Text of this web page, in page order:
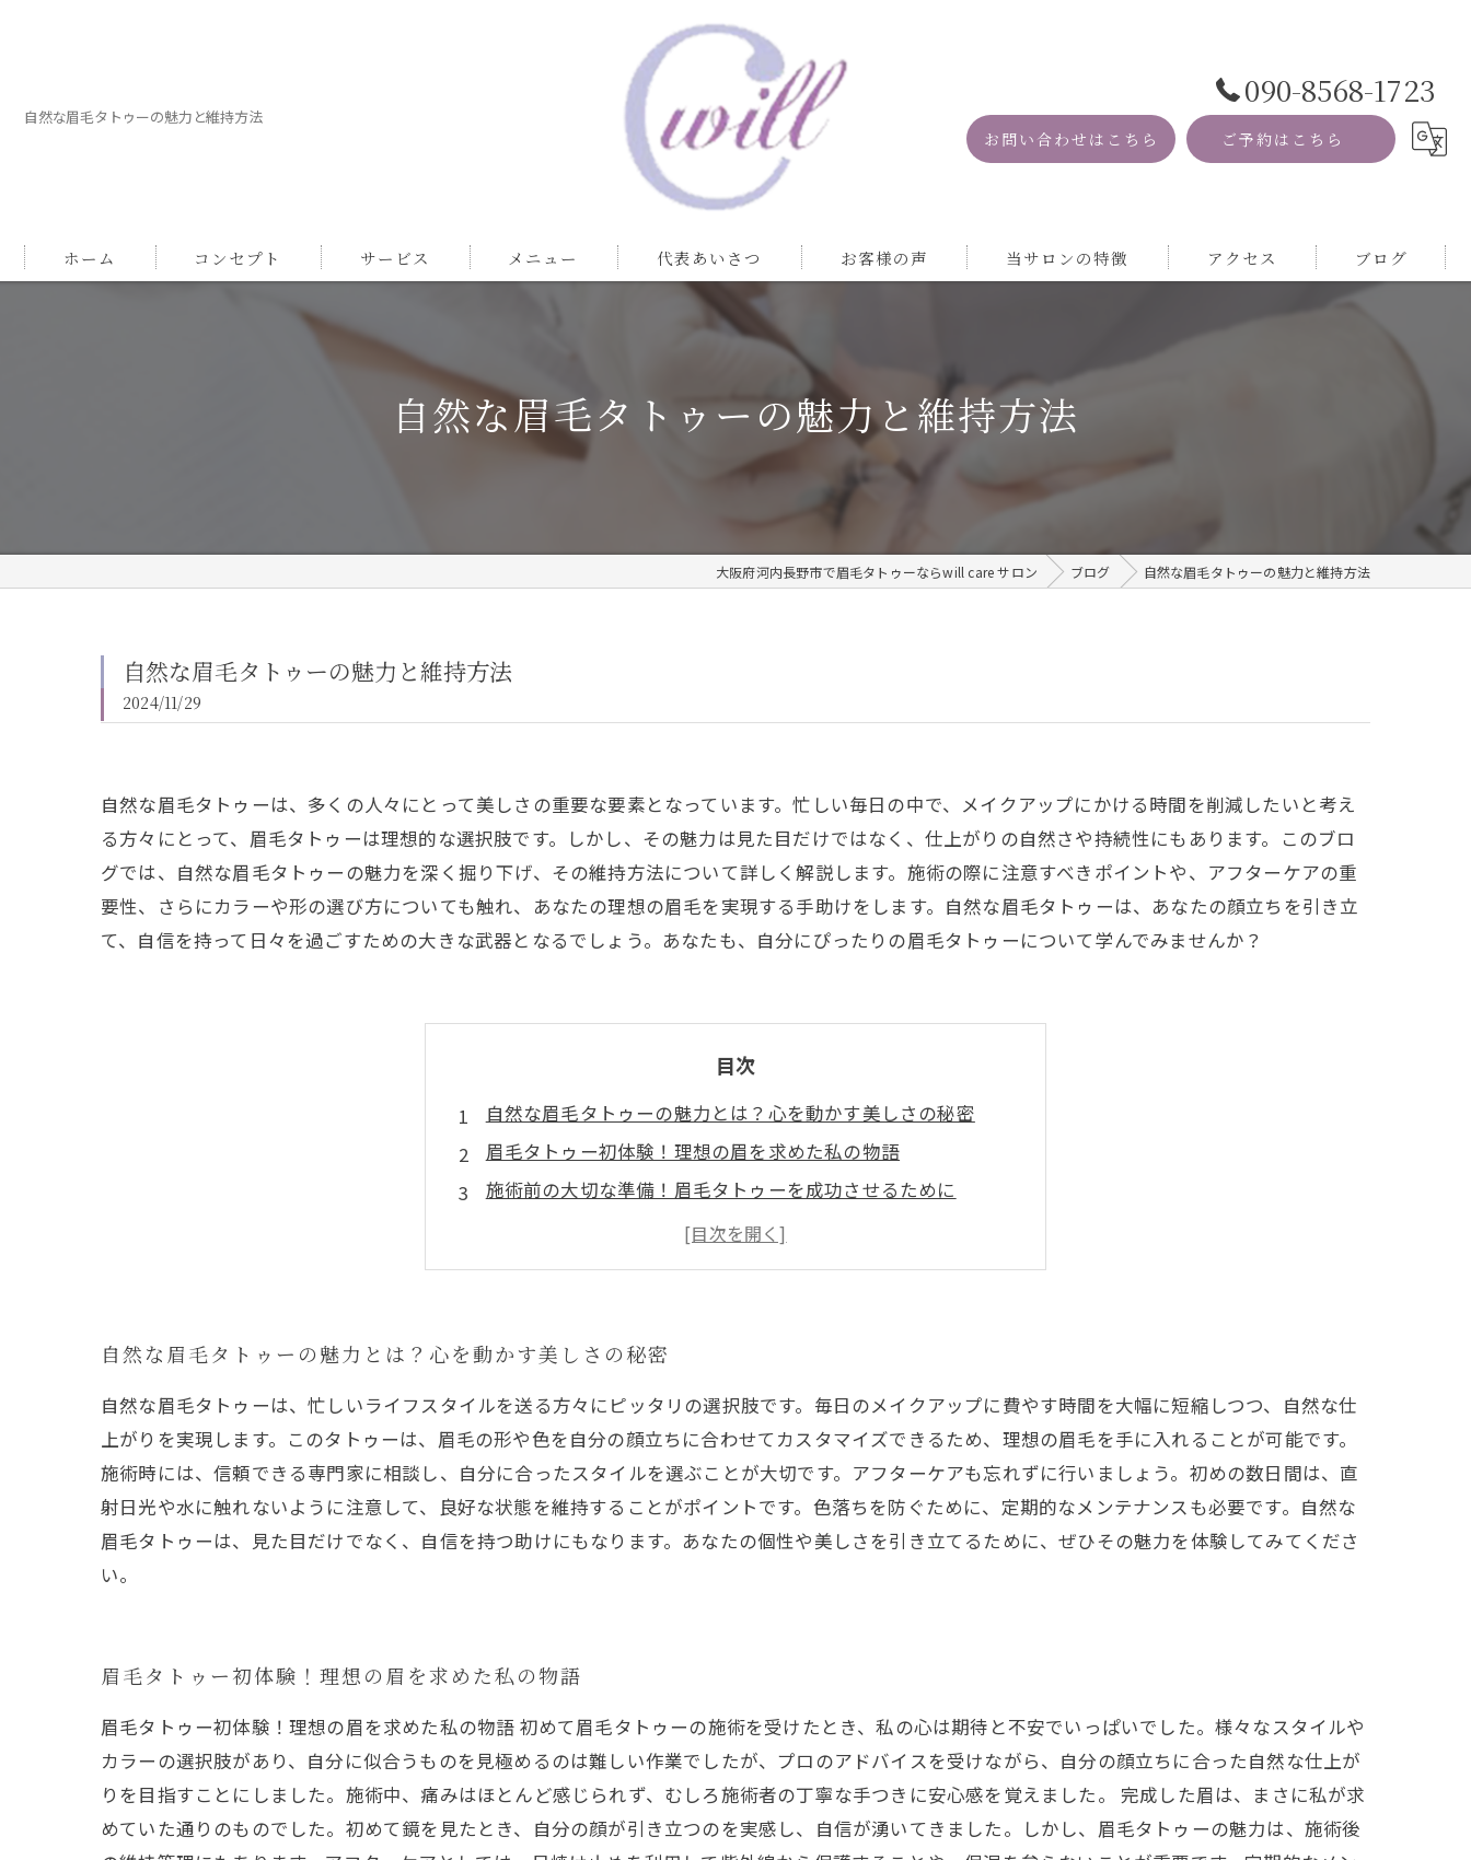
自然な眉毛タトゥーの魅力と維持方法
090-8568-1723
お問い合わせはこちら ご予約はこちら
ホーム コンセプト サービス メニュー 代表あいさつ お客様の声 当サロンの特徴
MRI
自然
サロン
アクセス ブログ
自然な眉毛タトゥーの魅力と維持方法
大阪府河内長野市で眉毛タトゥーならwill care サロン ブログ 自然な眉毛タトゥーの魅力と維持方法
自然な眉毛タトゥーの魅力と維持方法
2024/11/29
自然な眉毛タトゥーは、多くの人々にとって美しさの重要な要素となっています。忙しい毎日の中で、メイクアップにかける時間を削減したいと考え
る方々にとって、眉毛タトゥーは理想的な選択肢です。しかし、その魅力は見た目だけではなく、仕上がりの自然さや持続性にもあります。このブロ
グでは、自然な眉毛タトゥーの魅力を深く掘り下げ、その維持方法について詳しく解説します。施術の際に注意すべきポイントや、アフターケアの重
要性、さらにカラーや形の選び方についても触れ、あなたの理想の眉毛を実現する手助けをします。自然な眉毛タトゥーは、あなたの顔立ちを引き立
て、自信を持って日々を過ごすための大きな武器となるでしょう。あなたも、自分にぴったりの眉毛タトゥーについて学んでみませんか？
目次
自然な眉毛タトゥーの魅力とは？心を動かす美しさの秘密
眉毛タトゥー初体験！理想の眉を求めた私の物語
施術前の大切な準備！眉毛タトゥーを成功させるために
施術後のアフターケアが運命を変える！自信を持つための秘訣
眉毛タトゥーの色と形選び：あなたに合った美しさを探そう
眉毛タトゥーの維持方法：いつまでも美しい眉を保つために
自然な眉毛タトゥーの魅力とは？心を動かす美しさの秘密
自然な眉毛タトゥーは、忙しいライフスタイルを送る方々にピッタリの選択肢です。毎日のメイクアップに費やす時間を大幅に短縮しつつ、自然な仕
上がりを実現します。このタトゥーは、眉毛の形や色を自分の顔立ちに合わせてカスタマイズできるため、理想の眉毛を手に入れることが可能です。
施術時には、信頼できる専門家に相談し、自分に合ったスタイルを選ぶことが大切です。アフターケアも忘れずに行いましょう。初めの数日間は、直
射日光や水に触れないように注意して、良好な状態を維持することがポイントです。色落ちを防ぐために、定期的なメンテナンスも必要です。自然な
眉毛タトゥーは、見た目だけでなく、自信を持つ助けにもなります。あなたの個性や美しさを引き立てるために、ぜひその魅力を体験してみてくださ
い。
眉毛タトゥー初体験！理想の眉を求めた私の物語
眉毛タトゥー初体験！理想の眉を求めた私の物語 初めて眉毛タトゥーの施術を受けたとき、私の心は期待と不安でいっぱいでした。様々なスタイルや
カラーの選択肢があり、自分に似合うものを見極めるのは難しい作業でしたが、プロのアドバイスを受けながら、自分の顔立ちに合った自然な仕上が
りを目指すことにしました。施術中、痛みはほとんど感じられず、むしろ施術者の丁寧な手つきに安心感を覚えました。 完成した眉は、まさに私が求
めていた通りのものでした。初めて鏡を見たとき、自分の顔が引き立つのを実感し、自信が湧いてきました。しかし、眉毛タトゥーの魅力は、施術後